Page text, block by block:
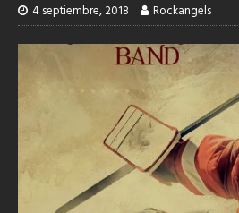
4 septiembre, 2018 Rockangels